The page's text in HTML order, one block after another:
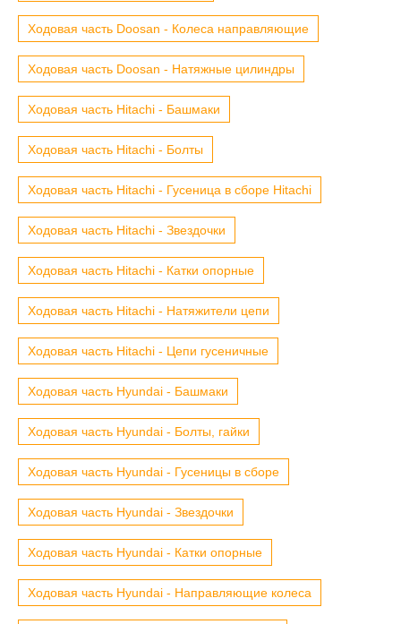
Ходовая часть Doosan - Колеса направляющие
Ходовая часть Doosan - Натяжные цилиндры
Ходовая часть Hitachi - Башмаки
Ходовая часть Hitachi - Болты
Ходовая часть Hitachi - Гусеница в сборе Hitachi
Ходовая часть Hitachi - Звездочки
Ходовая часть Hitachi - Катки опорные
Ходовая часть Hitachi - Натяжители цепи
Ходовая часть Hitachi - Цепи гусеничные
Ходовая часть Hyundai - Башмаки
Ходовая часть Hyundai - Болты, гайки
Ходовая часть Hyundai - Гусеницы в сборе
Ходовая часть Hyundai - Звездочки
Ходовая часть Hyundai - Катки опорные
Ходовая часть Hyundai - Направляющие колеса